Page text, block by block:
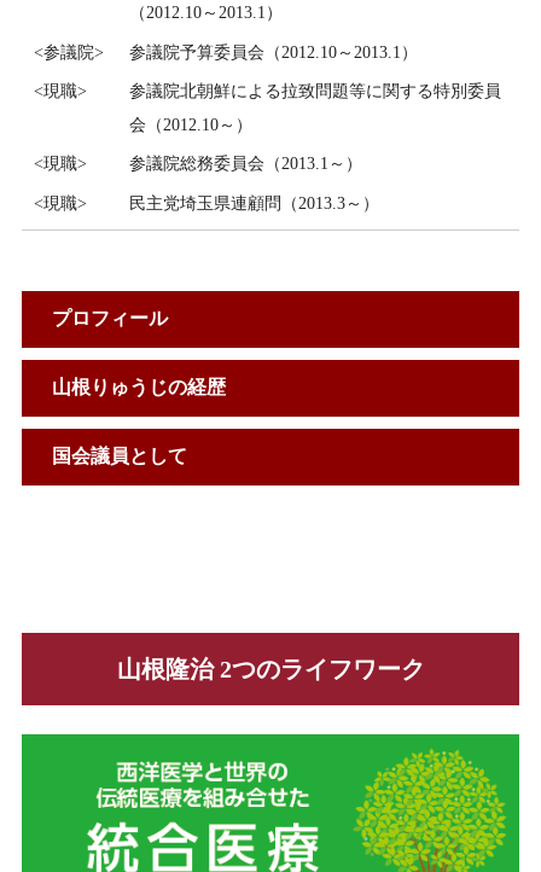
（2012.10～2013.1）
<参議院> 参議院予算委員会（2012.10～2013.1）
<現職>
参議院北朝鮮による拉致問題等に関する特別委員
会（2012.10～）
<現職> 参議院総務委員会（2013.1～）
<現職> 民主党埼玉県連顧問（2013.3～）
プロフィール
山根りゅうじの経歴
国会議員として
山根隆治 2つのライフワーク